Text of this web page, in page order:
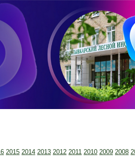
2015 2014 2013 2012 2011 2010 2009 2008